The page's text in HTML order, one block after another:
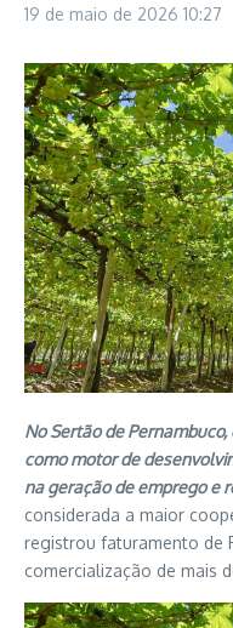
19 de maio de 2026 10:27
No Sertão de
como motor de
na geração de emprego e
considerada a maior
registrou faturamento de
comercialização de mais